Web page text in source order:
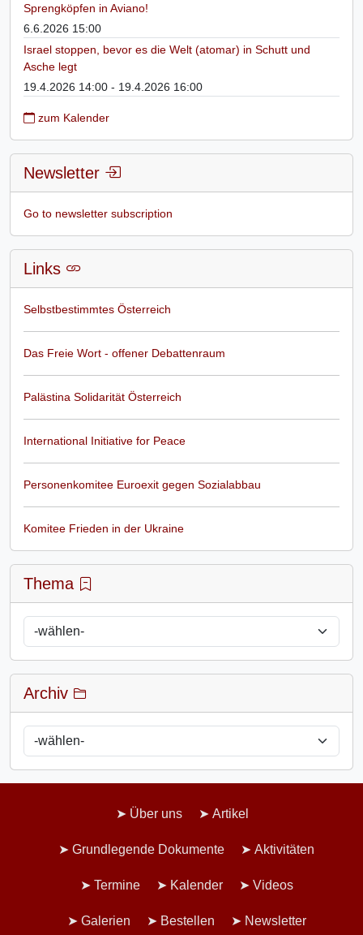
Sprengköpfen in Aviano!
6.6.2026 15:00
Israel stoppen, bevor es die Welt (atomar) in Schutt und
Asche legt
19.4.2026 14:00 - 19.4.2026 16:00
zum Kalender
Newsletter
Go to newsletter subscription
Links
Selbstbestimmtes Österreich
Das Freie Wort - offener Debattenraum
Palästina Solidarität Österreich
International Initiative for Peace
Personenkomitee Euroexit gegen Sozialabbau
Komitee Frieden in der Ukraine
Thema
Archiv
Über uns Artikel
Grundlegende Dokumente Aktivitäten
Termine Kalender Videos
Galerien Bestellen Newsletter